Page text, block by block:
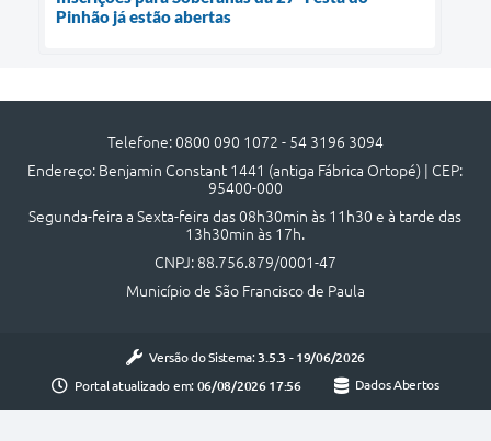
Pinhão já estão abertas
Telefone: 0800 090 1072 - 54 3196 3094
Endereço: Benjamin Constant 1441 (antiga Fábrica Ortopé) | CEP:
95400-000
Segunda-feira a Sexta-feira das 08h30min às 11h30 e à tarde das
13h30min às 17h.
CNPJ: 88.756.879/0001-47
Município de São Francisco de Paula
Versão do Sistema: 3.5.3 - 19/06/2026
Portal atualizado em: 06/08/2026 17:56 Dados Abertos